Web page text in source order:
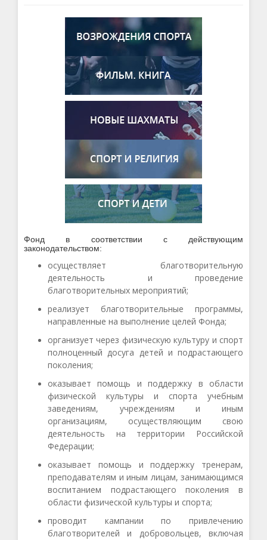
Фонд в соответствии с действующим
законодательством:
осуществляет благотворительную
деятельность и проведение
благотворительных мероприятий;
реализует благотворительные программы,
направленные на выполнение целей Фонда;
организует через физическую культуру и спорт
полноценный досуга детей и подрастающего
поколения;
оказывает помощь и поддержку в области
физической культуры и спорта учебным
заведениям, учреждениям и иным
организациям, осуществляющим свою
деятельность на территории Российской
Федерации;
оказывает помощь и поддержку тренерам,
преподавателям и иным лицам, занимающимся
воспитанием подрастающего поколения в
области физической культуры и спорта;
проводит кампании по привлечению
благотворителей и добровольцев, включая